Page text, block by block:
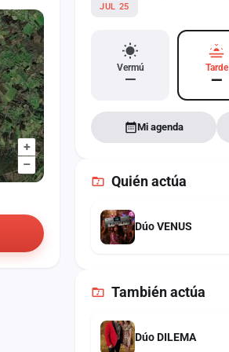
+
–
JUL 25
Vermú
—
Tarde
—
Mi agenda
Quién actúa
Dúo VENUS
Tambiénactúa
Dúo DILEMA